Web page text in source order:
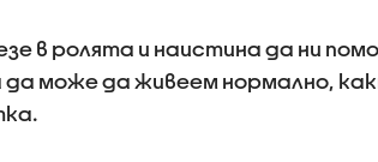
в ролята и наистина да ни
може да живеем нормално,